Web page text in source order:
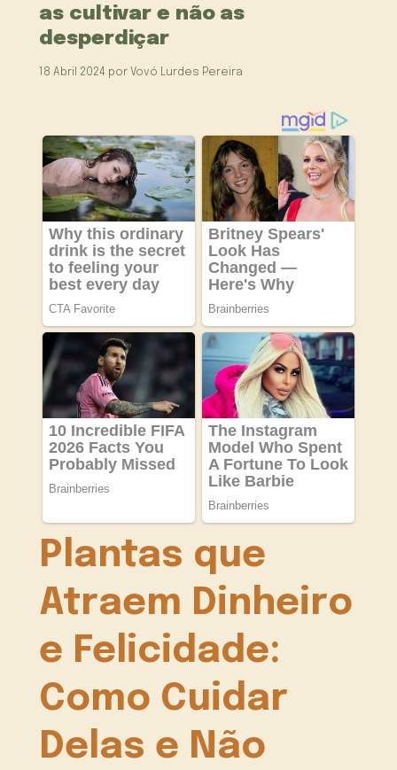
as cultivar e não as
desperdiçar
18 Abril 2024 por Vovó Lurdes Pereira
Plantas que
Atraem Dinheiro
e Felicidade:
Como Cuidar
Delas e Não